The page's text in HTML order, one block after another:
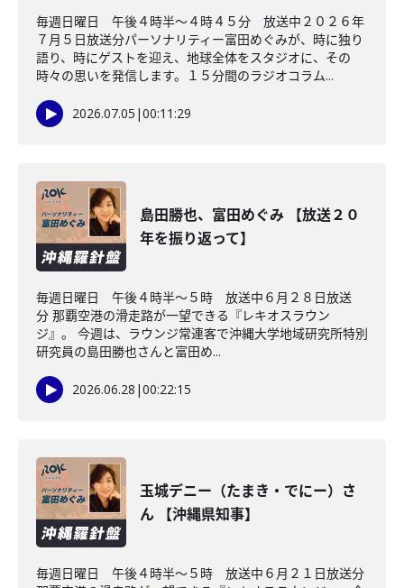
毎週日曜日 午後４時半～４時４５分 放送中２０２６年
７月５日放送分パーソナリティー富田めぐみが、時に独り
語り、時にゲストを迎え、地球全体をスタジオに、その
時々の思いを発信します。１５分間のラジオコラム...
2026.07.05 |00:11:29
島田勝也、富田めぐみ 【放送２０
年を振り返って】
毎週日曜日 午後４時半～５時 放送中６月２８日放送
分 那覇空港の滑走路が一望できる『レキオスラウン
ジ』。 今週は、ラウンジ常連客で沖縄大学地域研究所特別
研究員の島田勝也さんと富田め...
2026.06.28 |00:22:15
玉城デニー（たまき・でにー）さ
ん 【沖縄県知事】
毎週日曜日 午後４時半～５時 放送中６月２１日放送分